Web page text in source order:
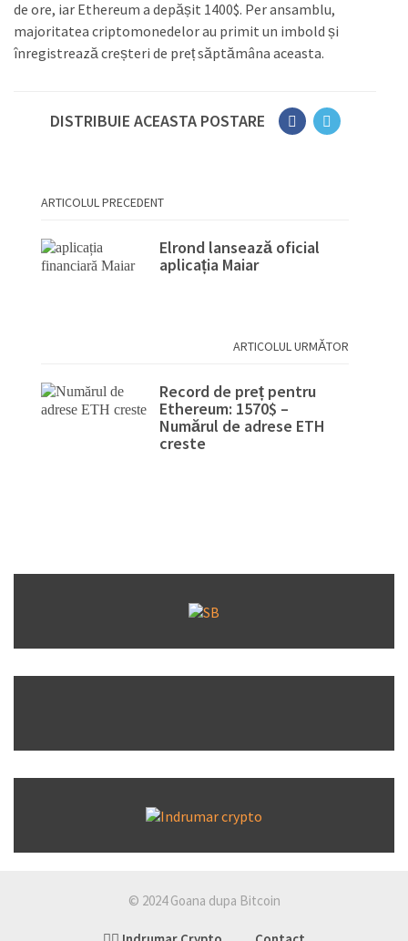
de ore, iar Ethereum a depășit 1400$. Per ansamblu,
majoritatea criptomonedelor au primit un imbold și
înregistrează creșteri de preț săptămâna aceasta.
DISTRIBUIE ACEASTA POSTARE
ARTICOLUL PRECEDENT
Elrond lansează oficial
aplicația Maiar
ARTICOLUL URMĂTOR
Record de preț pentru
Ethereum: 1570$ –
Numărul de adrese ETH
creste
© 2024 Goana dupa Bitcoin